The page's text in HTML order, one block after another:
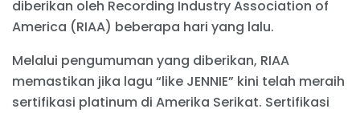
diberikan oleh Recording Industry Association of
America (RIAA) beberapa hari yang lalu.
Melalui pengumuman yang diberikan, RIAA
memastikan jika lagu “like JENNIE” kini telah meraih
sertifikasi platinum di Amerika Serikat. Sertifikasi